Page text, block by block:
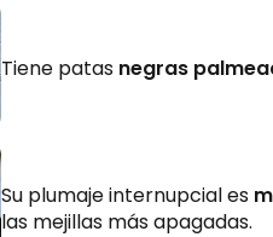
Tiene patas negras
Su plumaje internupcial es
las mejillas más apagadas.